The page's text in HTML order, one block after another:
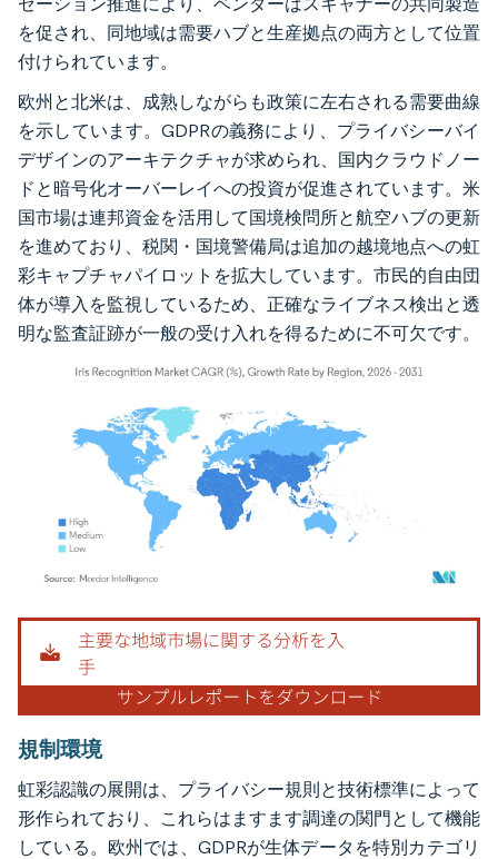
を促され、同地域は需要ハブと生産拠点の両方として位置
付けられています。
欧州と北米は、成熟しながらも政策に左右される需要曲線
を示しています。GDPRの義務により、プライバシーバイ
デザインのアーキテクチャが求められ、国内クラウドノー
ドと暗号化オーバーレイへの投資が促進されています。米
国市場は連邦資金を活用して国境検問所と航空ハブの更新
を進めており、税関・国境警備局は追加の越境地点への虹
彩キャプチャパイロットを拡大しています。市民的自由団
体が導入を監視しているため、正確なライブネス検出と透
明な監査証跡が一般の受け入れを得るために不可欠です。
画像 © Mordor Intelligence。再利用にはCC BY 4.0の表示が必要です。
規制環境
虹彩認識の展開は、プライバシー規則と技術標準によって
形作られており、これらはますます調達の関門として機能
している。欧州では、GDPRが生体データを特別カテゴリ